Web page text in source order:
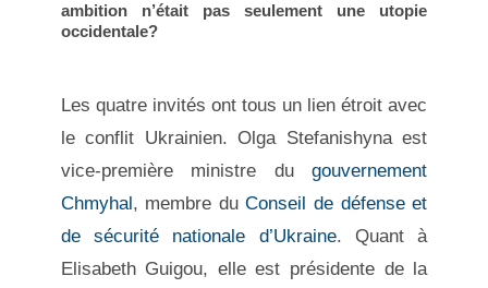
ambition n’était pas seulement une utopie
occidentale?
Les quatre invités ont tous un lien étroit avec
le conflit Ukrainien. Olga Stefanishynaest
vice-première ministre dugouvernement
Chmyhal, membre duConseil de défense et
de sécurité nationale d’Ukraine. Quant à
Elisabeth Guigou, elle est présidente de la